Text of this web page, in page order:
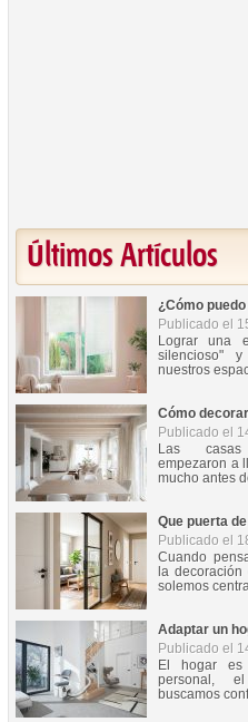
Últimos Artículos
¿Cómo
Publicado el
Lograr una
silencioso"
nuestros
Cómo
Publicado el
Las casas
empezaron a
mucho antes
Que puerta
Publicado el
Cuando
la
solemos
Adaptar un
Publicado el
El hogar es
personal,
buscamos